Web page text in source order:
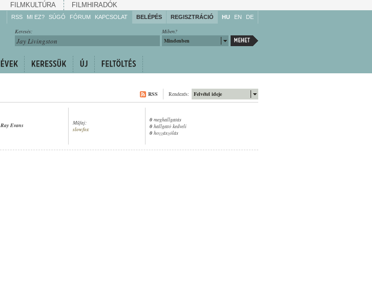
FILMKULTÚRA FILMHIRADÓK
RSS MI EZ? SÚGÓ
Gyarapítsa!
Kövesse!
FÓRUM KAPCSOLAT BELÉPÉS REGISZTRÁCIÓ HU EN DE
Miben?
Mindenben
Keresés:
Felvétel ideje
Rendezés:
RSS
Ray Evans
Műfaj:
slowfox
0 meghallgatás
0 hallgató kedveli
0 hozzászólás